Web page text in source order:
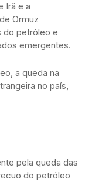
Irã e a
Ormuz
do petróleo e
emergentes.
a queda na
no país,
pela queda das
do petróleo